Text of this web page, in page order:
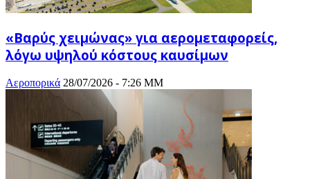
«Βαρύς χειμώνας» για αερομεταφορείς,
λόγω υψηλού κόστους καυσίμων
Αεροπορικά 28/07/2026 - 7:26 ΜΜ